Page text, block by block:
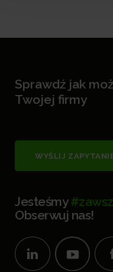
Sprawdź jak
Twojej firmy
WYŚLIJ
Jesteśmy
Obserwuj nas!